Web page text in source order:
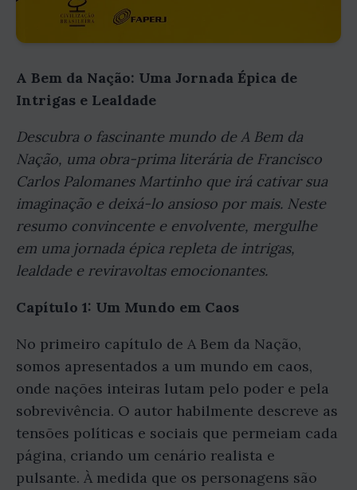
A Bem da Nação: Uma Jornada Épica de
Intrigas e Lealdade
Descubra o fascinante mundo de A Bem da
Nação, uma obra-prima literária de Francisco
Carlos Palomanes Martinho que irá cativar sua
imaginação e deixá-lo ansioso por mais. Neste
resumo convincente e envolvente, mergulhe
em uma jornada épica repleta de intrigas,
lealdade e reviravoltas emocionantes.
Capítulo 1: Um Mundo em Caos
No primeiro capítulo de A Bem da Nação,
somos apresentados a um mundo em caos,
onde nações inteiras lutam pelo poder e pela
sobrevivência. O autor habilmente descreve as
tensões políticas e sociais que permeiam cada
página, criando um cenário realista e
pulsante. À medida que os personagens são